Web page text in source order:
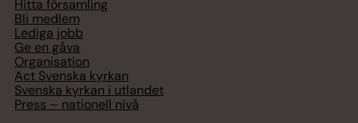
Hitta församling
Bli medlem
Lediga jobb
Ge en gåva
Organisation
Act Svenska kyrkan
Svenska kyrkan i utlandet
Press – nationell nivå